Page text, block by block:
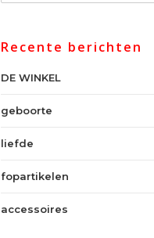
Recente berichten
DE WINKEL
geboorte
liefde
fopartikelen
accessoires